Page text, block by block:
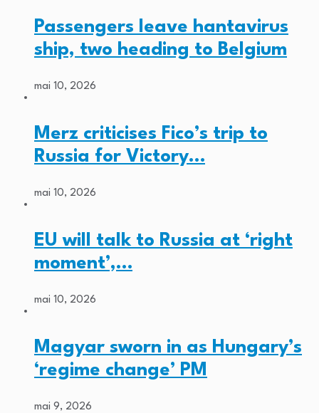
Passengers leave hantavirus
ship, two heading to Belgium
mai 10, 2026
Merz criticises Fico’s trip to
Russia for Victory…
mai 10, 2026
EU will talk to Russia at ‘right
moment’,…
mai 10, 2026
Magyar sworn in as Hungary’s
‘regime change’ PM
mai 9, 2026